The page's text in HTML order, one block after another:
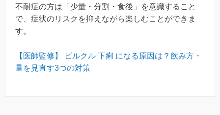
不耐症の方は「少量・分割・食後」を意識すること
で、症状のリスクを抑えながら楽しむことができま
す。
【医師監修】 ピルクル 下痢 になる原因は？飲み方・
量を見直す3つの対策